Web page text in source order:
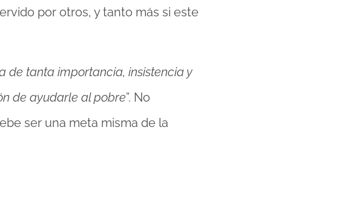
por otros, y tanto más si este
de tanta importancia, insistencia y
de ayudarle al pobre”. No
ser una meta misma de la